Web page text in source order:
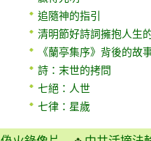
追隨神的指引
清明節好詩詞擁抱人生
《蘭亭集序》背後的故
詩：末世的拷問
七絕：人世
七律：星歲